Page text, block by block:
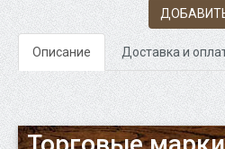
Описание Доставка и